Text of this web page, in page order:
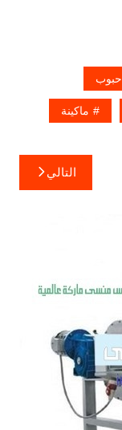
حبوب
ماكينة
التالي